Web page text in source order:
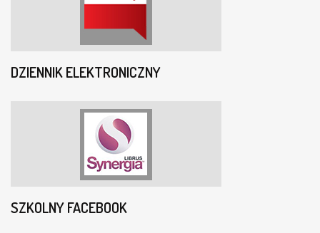
DZIENNIK ELEKTRONICZNY
SZKOLNY FACEBOOK